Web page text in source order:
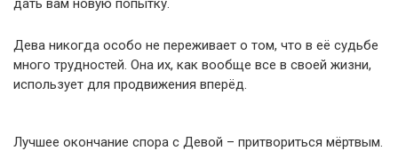
дать вам новую попытку.
Дева никогда особо не переживает о том, что в её судьбе
много трудностей. Она их, как вообще все в своей жизни,
использует для продвижения вперёд.
Лучшее окончание спора с Девой – притвориться мёртвым.